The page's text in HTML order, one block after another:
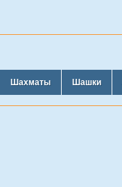
Шахматы Шашки